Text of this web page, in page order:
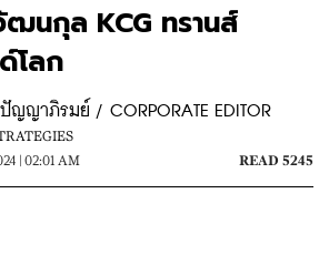
ฒนกุล KCG ทรานส์
โลก
ญาภิรมย์ / CORPORATE EDITOR
| 02:01 AM
READ 5245